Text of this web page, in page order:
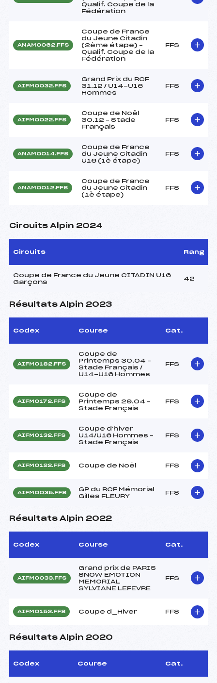
Qualif. Coupe de la
Fédération
ANAM0062.FFS
Coupe de France
du Jeune Citadin
(2ème étape) –
Qualif. Coupe de la
Fédération
FFS
AIFM0032.FFS
Grand Prix du RCF
31.12 / U14-U16
Hommes
FFS
AIFM0022.FFS
Coupe de Noël
30.12 – Stade
Français
FFS
ANAM0014.FFS
Coupe de France
du Jeune Citadin
U16 (1è étape)
FFS
ANAM0012.FFS
Coupe de France
du Jeune Citadin
(1è étape)
FFS
Circuits Alpin 2024
Circuits Rang
Coupe de France du Jeune CITADIN U16
Garçons
42
Résultats Alpin 2023
Codex Course Cat.
AIFM0182.FFS
Coupe de
Printemps 30.04 –
Stade Français /
U14-U16 Hommes
FFS
AIFM0172.FFS
Coupe de
Printemps 29.04 –
Stade Français
FFS
AIFM0132.FFS
Coupe d'hiver
U14/U16 Hommes –
Stade Français
FFS
AIFM0122.FFS Coupe de Noël FFS
AIFM0035.FFS
GP du RCF Mémorial
Gilles FLEURY
FFS
Résultats Alpin 2022
Codex Course Cat.
AIFM0033.FFS
Grand prix de PARIS
SNOW EMOTION
MEMORIAL
SYLVIANE LEFEVRE
FFS
AIFM0152.FFS Coupe d_Hiver FFS
Résultats Alpin 2020
Codex Course Cat.